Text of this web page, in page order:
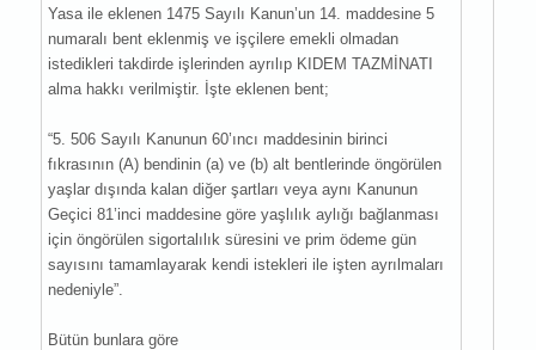
Yasa ile eklenen 1475 Sayılı Kanun’un 14. maddesine 5
numaralı bent eklenmiş ve işçilere emekli olmadan
istedikleri takdirde işlerinden ayrılıp KIDEM TAZMİNATI
alma hakkı verilmiştir. İşte eklenen bent;
“5. 506 Sayılı Kanunun 60’ıncı maddesinin birinci
fıkrasının (A) bendinin (a) ve (b) alt bentlerinde öngörülen
yaşlar dışında kalan diğer şartları veya aynı Kanunun
Geçici 81’inci maddesine göre yaşlılık aylığı bağlanması
için öngörülen sigortalılık süresini ve prim ödeme gün
sayısını tamamlayarak kendi istekleri ile işten ayrılmaları
nedeniyle”.
Bütün bunlara göre